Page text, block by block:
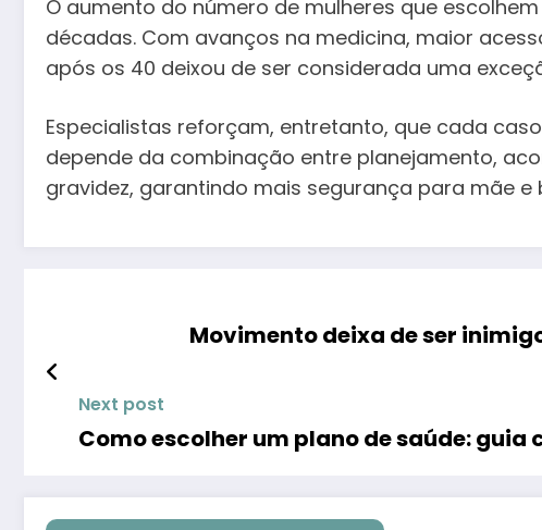
O aumento do número de mulheres que
décadas. Com avanços na medicina, maior
após os 40 deixou de ser considerada uma
Especialistas reforçam, entretanto, que cada
depende da combinação entre planejamento,
gravidez, garantindo mais segurança para mãe e
Movimento deixa de ser
Next post
Como escolher um plano de saúde: